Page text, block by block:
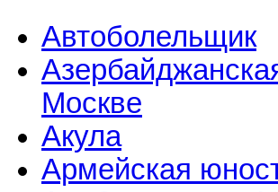
Автоболельщик
Москве
Акула
Армейская